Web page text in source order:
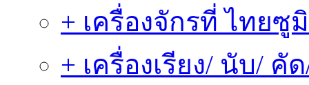
+ เครื่องจักรที่ ไทยซู
+ เครื่องเรียง/ นับ/ คั